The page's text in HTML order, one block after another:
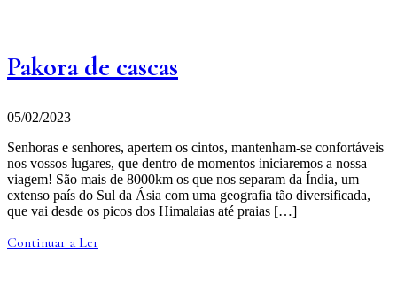
Pakora de cascas
05/02/2023
Senhoras e senhores, apertem os cintos, mantenham-se confortáveis
nos vossos lugares, que dentro de momentos iniciaremos a nossa
viagem! São mais de 8000km os que nos separam da Índia, um
extenso país do Sul da Ásia com uma geografia tão diversificada,
que vai desde os picos dos Himalaias até praias […]
Continuar a Ler